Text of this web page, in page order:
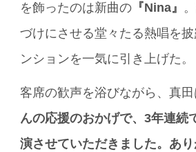
を飾ったのは新曲の 『Nina』
づけにさせる堂々たる熱唱を
ンションを一気に引き上げた。
客席の歓声を浴びながら、真田
んの応援のおかげで、3年連続
演させていただきました。あ